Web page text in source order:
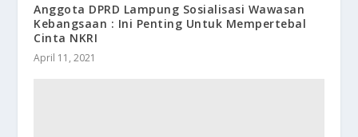
Anggota DPRD Lampung Sosialisasi Wawasan
Kebangsaan : Ini Penting Untuk Mempertebal
Cinta NKRI
April 11, 2021